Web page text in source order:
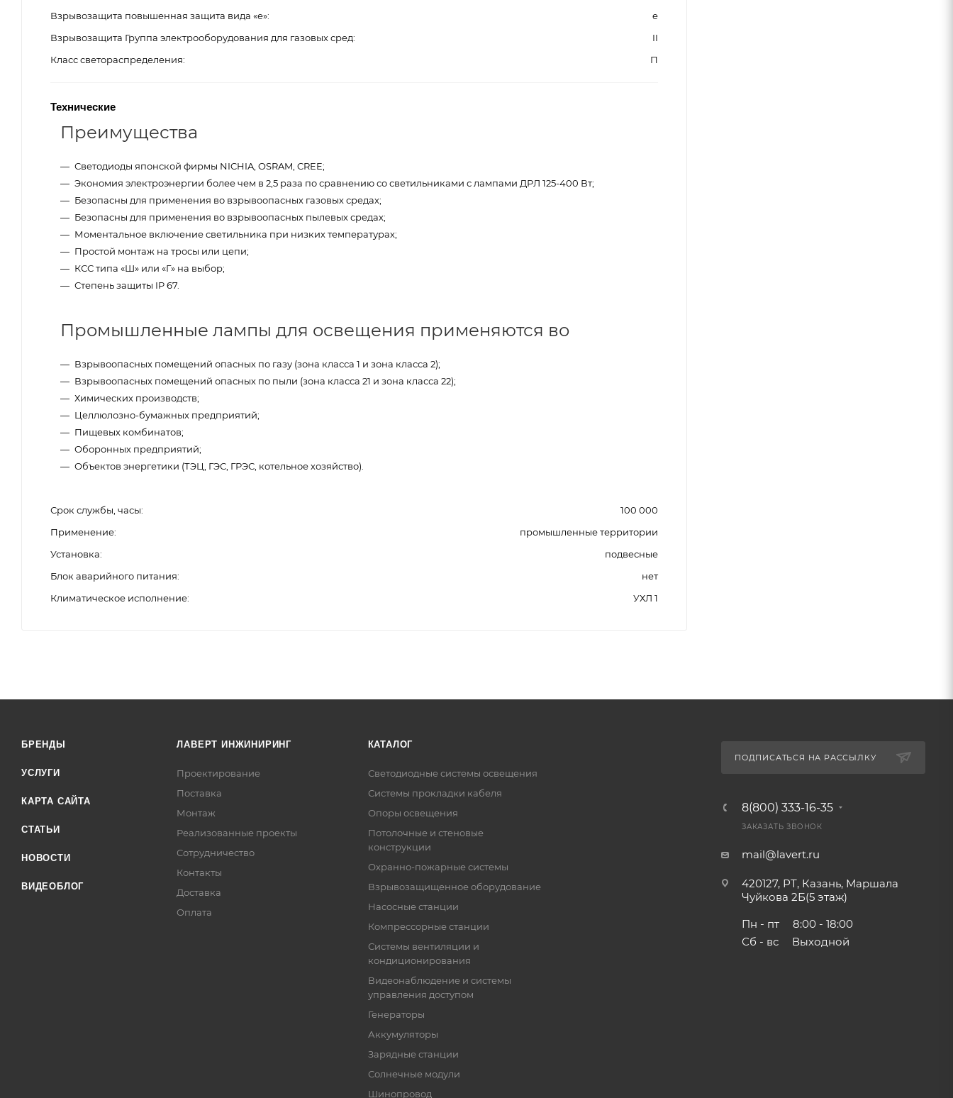
Взрывозащита повышенная защита вида «е»
e
Взрывозащита Группа электрооборудования для газовых сред
II
Класс светораспределения
П
Технические
Преимущества
Светодиоды японской фирмы NICHIA, OSRAM, CREE;
Экономия электроэнергии более чем в 2,5 раза по сравнению со светильниками с лампами ДРЛ 125-400 Вт;
Безопасны для применения во взрывоопасных газовых средах;
Безопасны для применения во взрывоопасных пылевых средах;
Моментальное включение светильника при низких температурах;
Простой монтаж на тросы или цепи;
КСС типа «Ш» или «Г» на выбор;
Степень защиты IP 67.
Промышленные лампы для освещения применяются во
Взрывоопасных помещений опасных по газу (зона класса 1 и зона класса 2);
Взрывоопасных помещений опасных по пыли (зона класса 21 и зона класса 22);
Химических производств;
Целлюлозно-бумажных предприятий;
Пищевых комбинатов;
Оборонных предприятий;
Объектов энергетики (ТЭЦ, ГЭС, ГРЭС, котельное хозяйство).
Срок службы, часы
100 000
Применение
промышленные территории
Установка
подвесные
Блок аварийного питания
нет
Климатическое исполнение
УХЛ 1
БРЕНДЫ
УСЛУГИ
КАРТА САЙТА
СТАТЬИ
НОВОСТИ
ВИДЕОБЛОГ
ЛАВЕРТ ИНЖИНИРИНГ
Проектирование
Поставка
Монтаж
Реализованные проекты
Сотрудничество
Контакты
Доставка
Оплата
КАТАЛОГ
Светодиодные системы освещения
Системы прокладки кабеля
Опоры освещения
Потолочные и стеновые
конструкции
Охранно-пожарные системы
Взрывозащищенное оборудование
Насосные станции
Компрессорные станции
Системы вентиляции и
кондиционирования
Видеонаблюдение и системы
управления доступом
Генераторы
Аккумуляторы
Зарядные станции
Солнечные модули
Шинопровод
ПОДПИСАТЬСЯ НА РАССЫЛКУ
8(800) 333-16-35
ЗАКАЗАТЬ ЗВОНОК
mail@lavert.ru
420127, РТ, Казань, Маршала
Чуйкова 2Б(5 этаж)
Пн - пт
8:00 - 18:00
Сб - вс
Выходной